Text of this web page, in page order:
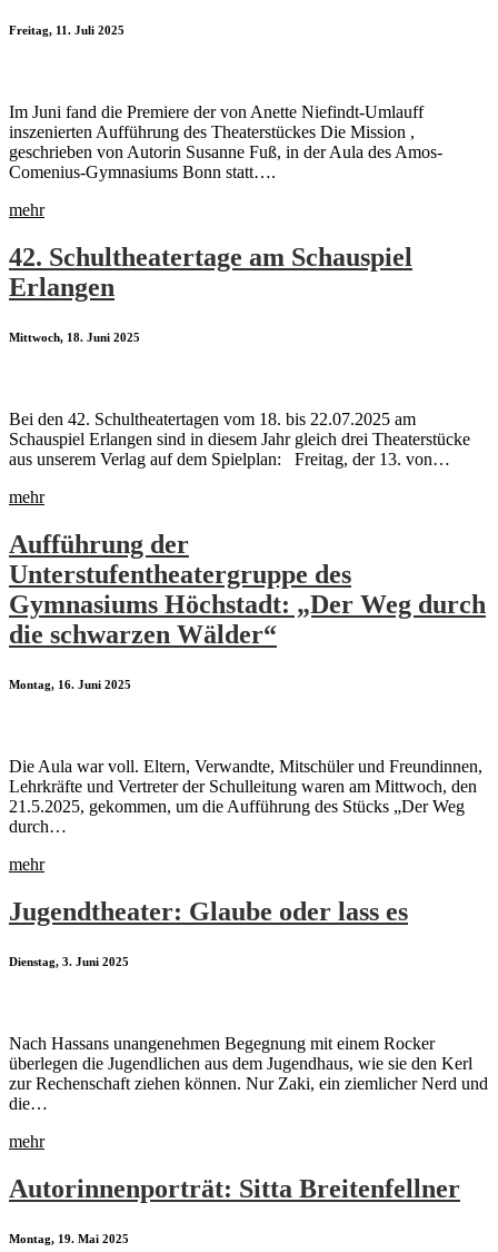
Freitag, 11. Juli 2025
Im Juni fand die Premiere der von Anette Niefindt-Umlauff
inszenierten Aufführung des Theaterstückes Die Mission ,
geschrieben von Autorin Susanne Fuß, in der Aula des Amos-
Comenius-Gymnasiums Bonn statt….
mehr
42. Schultheatertage am Schauspiel
Erlangen
Mittwoch, 18. Juni 2025
Bei den 42. Schultheatertagen vom 18. bis 22.07.2025 am
Schauspiel Erlangen sind in diesem Jahr gleich drei Theaterstücke
aus unserem Verlag auf dem Spielplan: Freitag, der 13. von…
mehr
Aufführung der
Unterstufentheatergruppe des
Gymnasiums Höchstadt: „Der Weg durch
die schwarzen Wälder“
Montag, 16. Juni 2025
Die Aula war voll. Eltern, Verwandte, Mitschüler und Freundinnen,
Lehrkräfte und Vertreter der Schulleitung waren am Mittwoch, den
21.5.2025, gekommen, um die Aufführung des Stücks „Der Weg
durch…
mehr
Jugendtheater: Glaube oder lass es
Dienstag, 3. Juni 2025
Nach Hassans unangenehmen Begegnung mit einem Rocker
überlegen die Jugendlichen aus dem Jugendhaus, wie sie den Kerl
zur Rechenschaft ziehen können. Nur Zaki, ein ziemlicher Nerd und
die…
mehr
Autorinnenporträt: Sitta Breitenfellner
Montag, 19. Mai 2025